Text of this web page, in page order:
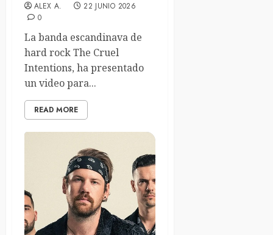
ALEX A.
22 JUNIO 2026
0
La banda escandinava de
hard rock The Cruel
Intentions, ha presentado
un video para...
READ MORE